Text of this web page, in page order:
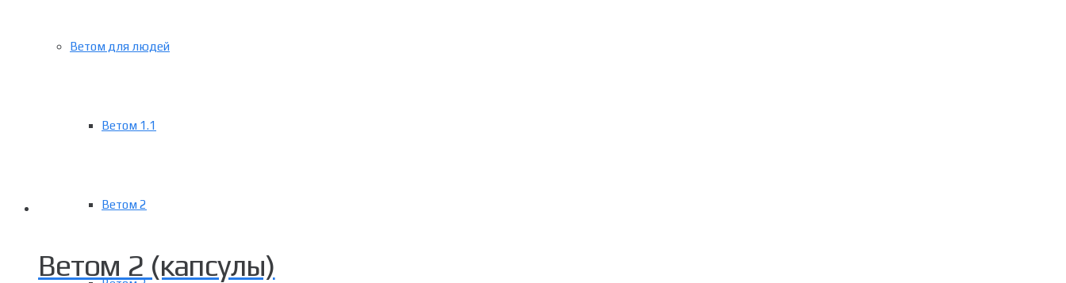
Ветом для людей
Ветом 1.1
Ветом 2
Ветом 2 (капсулы)